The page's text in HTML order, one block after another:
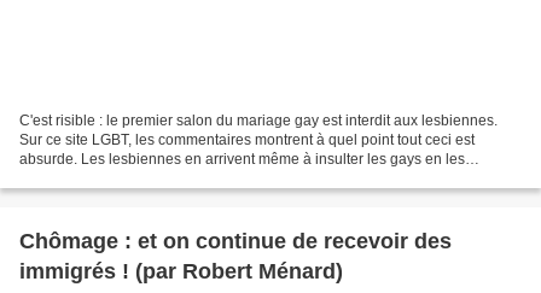
C'est risible : le premier salon du mariage gay est interdit aux lesbiennes.
Sur ce site LGBT, les commentaires montrent à quel point tout ceci est
absurde. Les lesbiennes en arrivent même à insulter les gays en les
Chômage : et on continue de recevoir des
immigrés ! (par Robert Ménard)